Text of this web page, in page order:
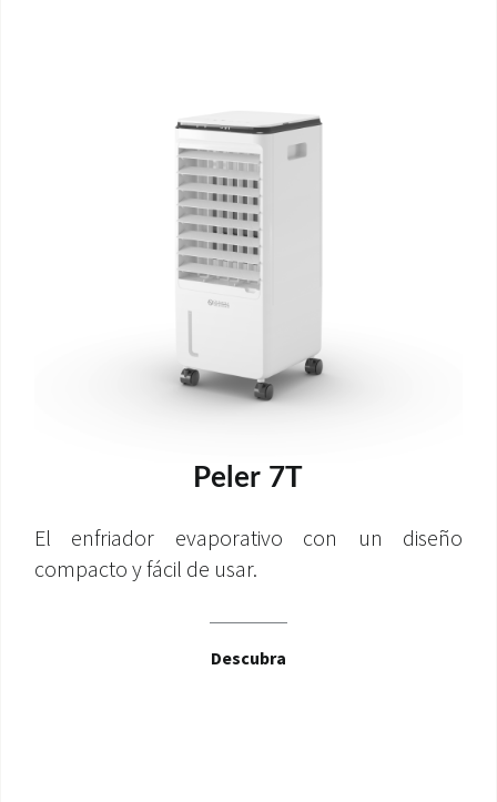
Peler 7T
El enfriador evaporativo con un diseño
compacto y fácil de usar.
Descubra